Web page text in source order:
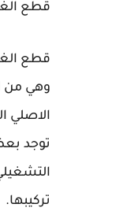
قطع
قطع
وهي من
الاصلي
توجد
تركيبها.